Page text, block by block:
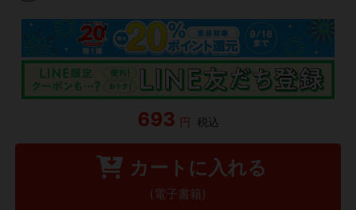
693 円 税込
カートに入れる
(電子書籍)